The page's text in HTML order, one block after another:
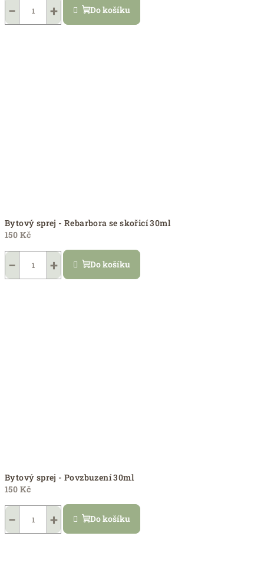
+
− Do košíku
Bytový sprej - Rebarbora se skořicí 30ml
150 Kč
+
− Do košíku
Bytový sprej - Povzbuzení 30ml
150 Kč
+
− Do košíku